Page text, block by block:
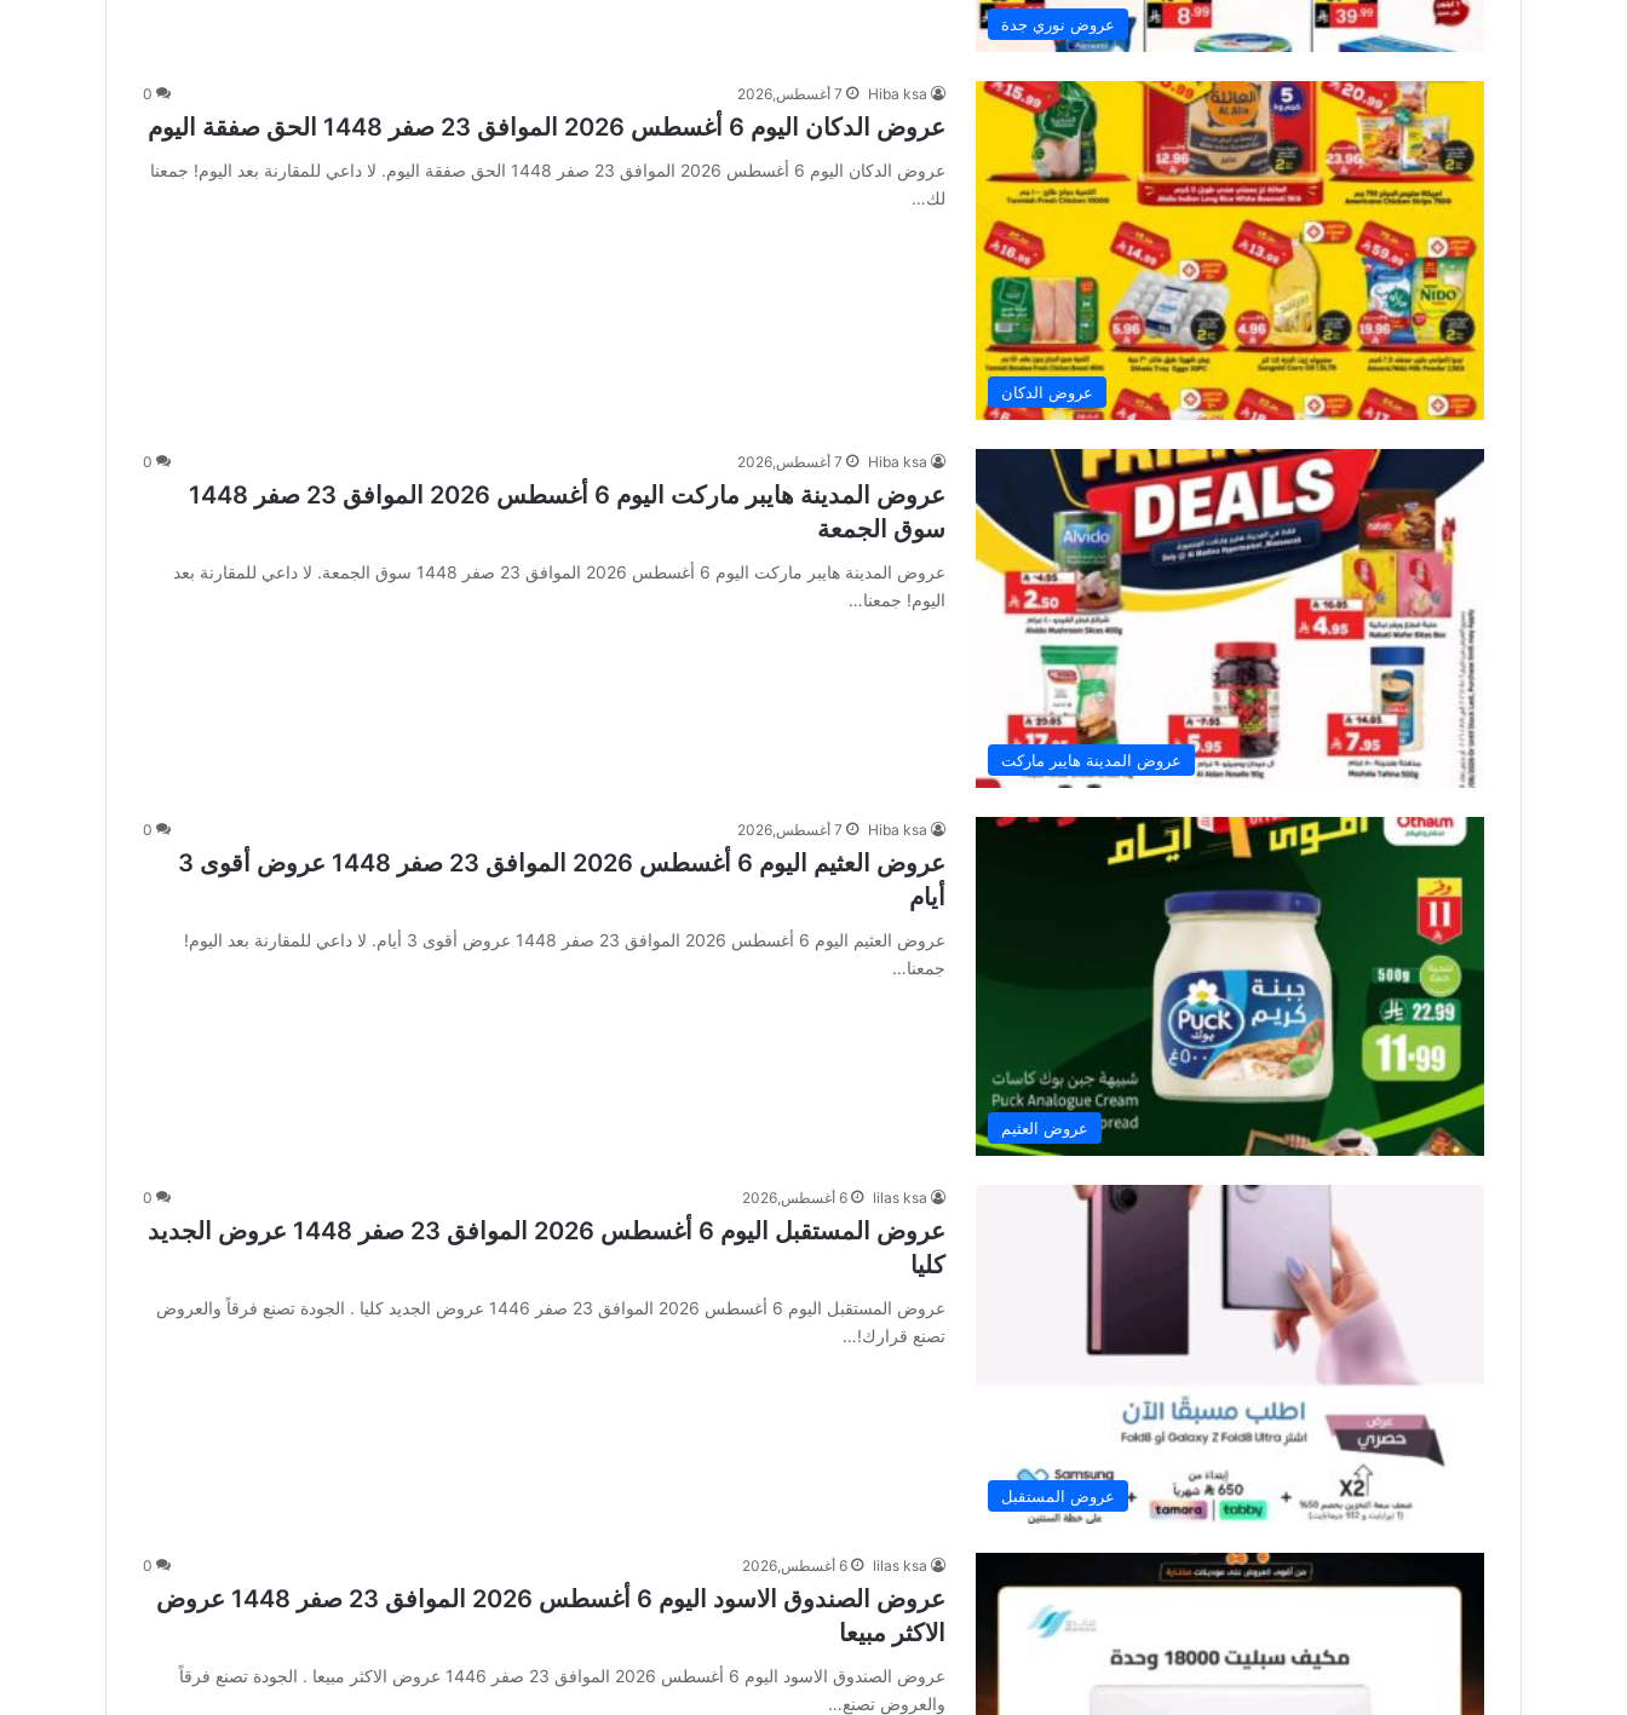
عروض نوري جدة
عروض الدكان
Hiba ksa 7 أغسطس,2026 0
عروض الدكان اليوم 6 أغسطس 2026 الموافق 23 صفر 1448 الحق صفقة اليوم
عروض الدكان اليوم 6 أغسطس 2026 الموافق 23 صفر 1448 الحق صفقة اليوم. لا داعي للمقارنة بعد اليوم! جمعنا
لك…
عروض المدينة هايبر ماركت
Hiba ksa 7 أغسطس,2026 0
عروض المدينة هايبر ماركت اليوم 6 أغسطس 2026 الموافق 23 صفر 1448
سوق الجمعة
عروض المدينة هايبر ماركت اليوم 6 أغسطس 2026 الموافق 23 صفر 1448 سوق الجمعة. لا داعي للمقارنة بعد
اليوم! جمعنا…
عروض العثيم
Hiba ksa 7 أغسطس,2026 0
عروض العثيم اليوم 6 أغسطس 2026 الموافق 23 صفر 1448 عروض أقوى 3
أيام
عروض العثيم اليوم 6 أغسطس 2026 الموافق 23 صفر 1448 عروض أقوى 3 أيام. لا داعي للمقارنة بعد اليوم!
جمعنا…
عروض المستقبل
lilas ksa 6 أغسطس,2026 0
عروض المستقبل اليوم 6 أغسطس 2026 الموافق 23 صفر 1448 عروض الجديد
كليا
عروض المستقبل اليوم 6 أغسطس 2026 الموافق 23 صفر 1446 عروض الجديد كليا . الجودة تصنع فرقاً والعروض
تصنع قرارك!…
lilas ksa 6 أغسطس,2026 0
عروض الصندوق الاسود اليوم 6 أغسطس 2026 الموافق 23 صفر 1448 عروض
الاكثر مبيعا
عروض الصندوق الاسود اليوم 6 أغسطس 2026 الموافق 23 صفر 1446 عروض الاكثر مبيعا . الجودة تصنع فرقاً
والعروض تصنع…